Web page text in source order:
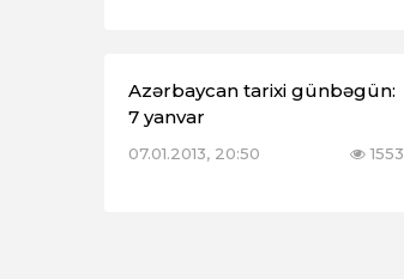
Azərbaycan tarixi günbəgün:
7 yanvar
07.01.2013, 20:50 1553